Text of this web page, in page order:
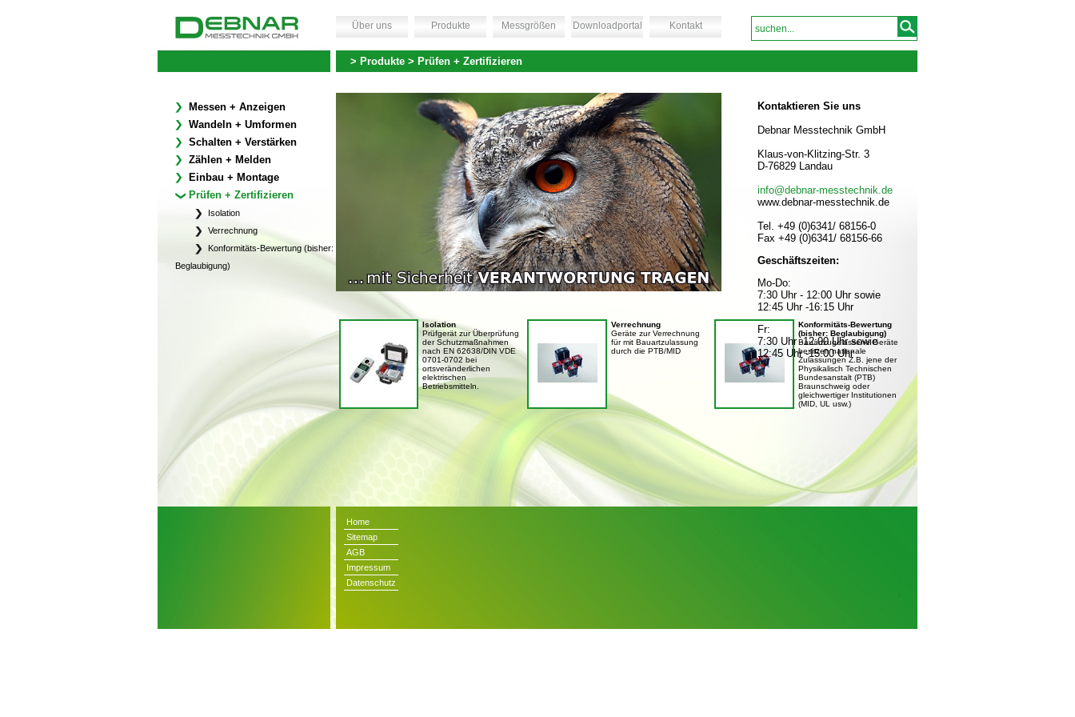
> Produkte > Prüfen + Zertifizieren
Über uns Produkte Messgrößen Downloadportal Kontakt
Messen + Anzeigen
Wandeln + Umformen
Schalten + Verstärken
Zählen + Melden
Einbau + Montage
Prüfen + Zertifizieren
Isolation
Verrechnung
Konformitäts-Bewertung (bisher:
Beglaubigung)
Isolation
Prüfgerät zur Überprüfung
der Schutzmaßnahmen
nach EN 62638/DIN VDE
0701-0702 bei
ortsveränderlichen
elektrischen
Betriebsmitteln.
Verrechnung
Geräte zur Verrechnung
für mit Bauartzulassung
durch die PTB/MID
Konformitäts-Bewertung
(bisher: Beglaubigung)
Bauartzugelassene Geräte
besitzen nationale
Zulassungen Z.B. jene der
Physikalisch Technischen
Bundesanstalt (PTB)
Braunschweig oder
gleichwertiger Institutionen
(MID, UL usw.)
Kontaktieren Sie uns
Debnar Messtechnik GmbH
Klaus-von-Klitzing-Str. 3
D-76829 Landau
info@debnar-messtechnik.de
www.debnar-messtechnik.de
Tel. +49 (0)6341/ 68156-0
Fax +49 (0)6341/ 68156-66
Geschäftszeiten:
Mo-Do:
7:30 Uhr - 12:00 Uhr sowie
12:45 Uhr -16:15 Uhr
Fr:
7:30 Uhr -12:00 Uhr sowie
12:45 Uhr -15:00 Uhr
Home
Sitemap
AGB
Impressum
Datenschutz